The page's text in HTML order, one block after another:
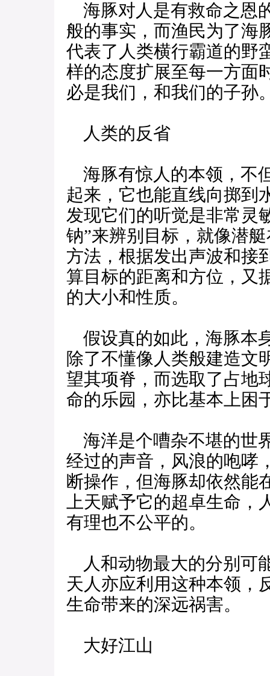
海豚对人是有救命之恩
般的事实，而渔民为了海
代表了人类横行霸道的野
样的态度扩展至每一方面
必是我们，和我们的子孙
人类的反省
海豚有惊人的本领，不
起来，它也能直线向掷到
发现它们的听觉是非常灵
钠”来辨别目标，就像潜
方法，根据发出声波和接
算目标的距离和方位，又
的大小和性质。
假设真的如此，海豚本
除了不懂像人类般建造文
望其项脊，而选取了占地
命的乐园，亦比基本上困
海洋是个嘈杂不堪的世
经过的声音，风浪的咆哮
断操作，但海豚却依然能
上天赋予它的超卓生命
有理也不公平的。
人和动物最大的分别可
天人亦应利用这种本领，
生命带来的深远祸害。
大好江山